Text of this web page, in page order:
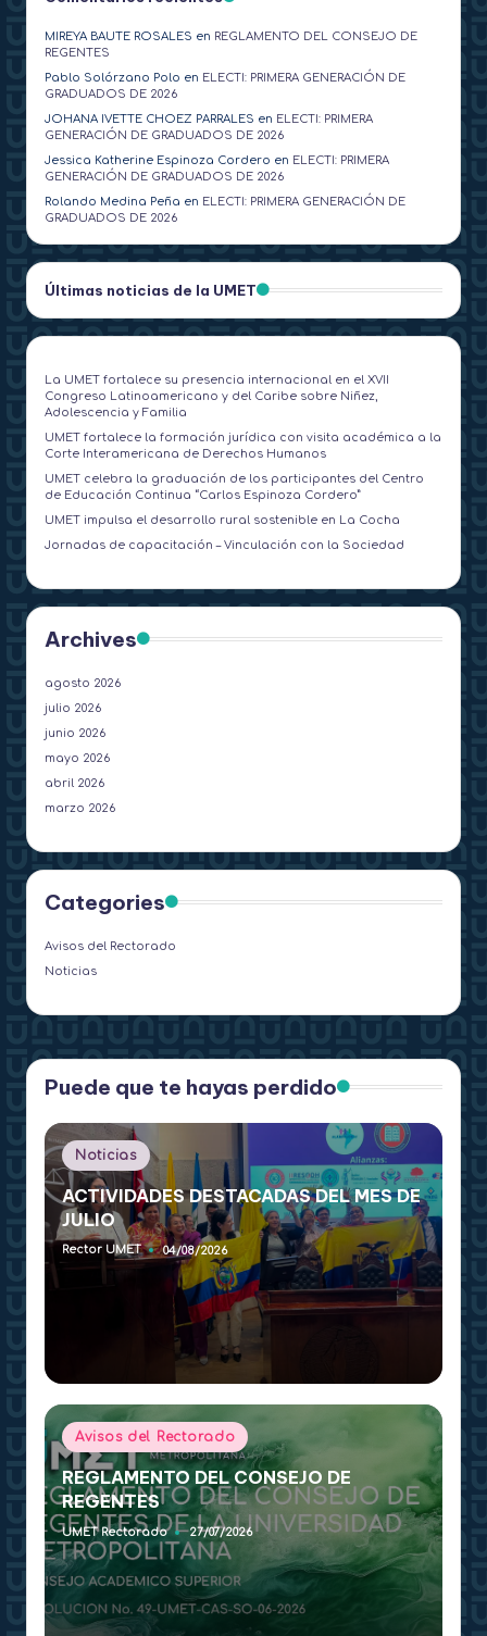
MIREYA BAUTE ROSALES en REGLAMENTO DEL CONSEJO DE
REGENTES
Pablo Solórzano Polo en ELECTI: PRIMERA GENERACIÓN DE
GRADUADOS DE 2026
JOHANA IVETTE CHOEZ PARRALES en ELECTI: PRIMERA
GENERACIÓN DE GRADUADOS DE 2026
Jessica Katherine Espinoza Cordero en ELECTI: PRIMERA
GENERACIÓN DE GRADUADOS DE 2026
Rolando Medina Peña en ELECTI: PRIMERA GENERACIÓN DE
GRADUADOS DE 2026
Últimas noticias de la UMET
La UMET fortalece su presencia internacional en el XVII
Congreso Latinoamericano y del Caribe sobre Niñez,
Adolescencia y Familia
UMET fortalece la formación jurídica con visita académica a la
Corte Interamericana de Derechos Humanos
UMET celebra la graduación de los participantes del Centro
de Educación Continua “Carlos Espinoza Cordero”
UMET impulsa el desarrollo rural sostenible en La Cocha
Jornadas de capacitación – Vinculación con la Sociedad
Archives
agosto 2026
julio 2026
junio 2026
mayo 2026
abril 2026
marzo 2026
Categories
Avisos del Rectorado
Noticias
Puede que te hayas perdido
Publicado
en
Noticias
ACTIVIDADES DESTACADAS DEL MES DE
JULIO
Publicado
Rector UMET 04/08/2026
Publicado
en
Avisos del Rectorado
REGLAMENTO DEL CONSEJO DE
REGENTES
Publicado
por
UMET Rectorado 27/07/2026